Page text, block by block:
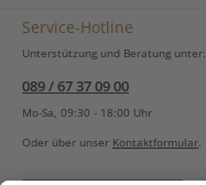
Service-Hotline
Unterstützung und Beratung unter:
089 / 67 37 09 00
Mo-Sa, 09:30 - 18:00 Uhr
Oder über unser Kontaktformular.